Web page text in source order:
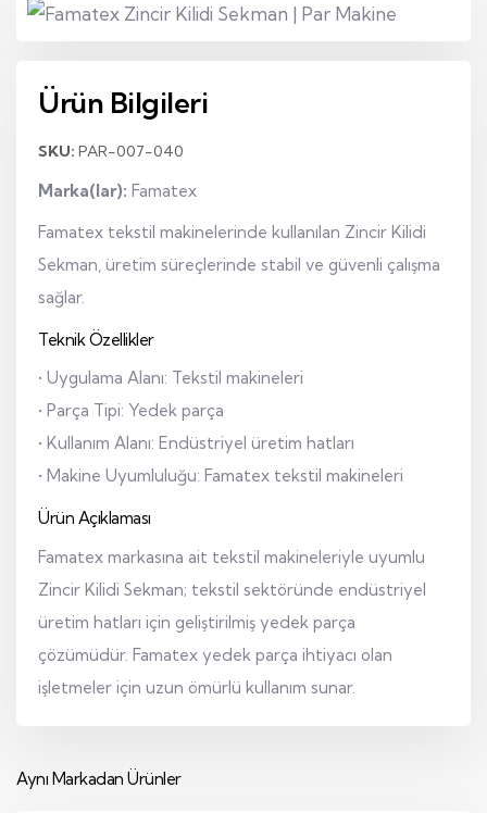
Ürün Bilgileri
SKU: PAR-007-040
Marka(lar): Famatex
Famatex tekstil makinelerinde kullanılan Zincir Kilidi
Sekman, üretim süreçlerinde stabil ve güvenli çalışma
sağlar.
Teknik Özellikler
• Uygulama Alanı: Tekstil makineleri
• Parça Tipi: Yedek parça
• Kullanım Alanı: Endüstriyel üretim hatları
• Makine Uyumluluğu: Famatex tekstil makineleri
Ürün Açıklaması
Famatex markasına ait tekstil makineleriyle uyumlu
Zincir Kilidi Sekman; tekstil sektöründe endüstriyel
üretim hatları için geliştirilmiş yedek parça
çözümüdür. Famatex yedek parça ihtiyacı olan
işletmeler için uzun ömürlü kullanım sunar.
Aynı Markadan Ürünler